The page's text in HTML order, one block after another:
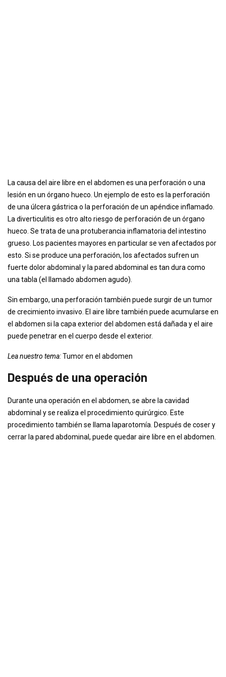
La causa del aire libre en el abdomen es una perforación o una
lesión en un órgano hueco. Un ejemplo de esto es la perforación
de una úlcera gástrica o la perforación de un apéndice inflamado.
La diverticulitis es otro alto riesgo de perforación de un órgano
hueco. Se trata de una protuberancia inflamatoria del intestino
grueso. Los pacientes mayores en particular se ven afectados por
esto. Si se produce una perforación, los afectados sufren un
fuerte dolor abdominal y la pared abdominal es tan dura como
una tabla (el llamado abdomen agudo).
Sin embargo, una perforación también puede surgir de un tumor
de crecimiento invasivo. El aire libre también puede acumularse en
el abdomen si la capa exterior del abdomen está dañada y el aire
puede penetrar en el cuerpo desde el exterior.
Lea nuestro tema:Tumor en el abdomen
Después de una operación
Durante una operación en el abdomen, se abre la cavidad
abdominal y se realiza el procedimiento quirúrgico. Este
procedimiento también se llama laparotomía. Después de coser y
cerrar la pared abdominal, puede quedar aire libre en el abdomen.